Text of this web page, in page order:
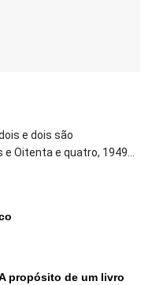
e dois são
Oitenta e quatro, 1949...
propósito de um livro